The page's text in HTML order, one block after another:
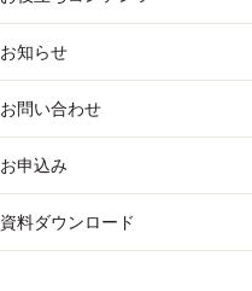
お知らせ
お問い合わせ
お申込み
資料ダウンロード